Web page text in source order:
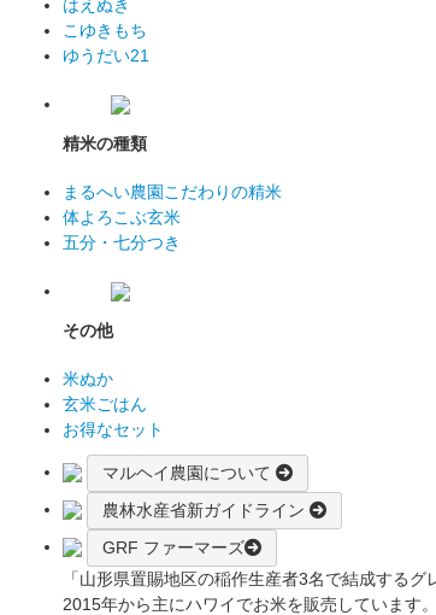
はえぬき
こゆきもち
ゆうだい21
精米の種類
まるへい農園こだわりの精米
体よろこぶ玄米
五分・七分つき
その他
米ぬか
玄米ごはん
お得なセット
マルヘイ農園について
農林水産省新ガイドライン
GRF ファーマーズ
「山形県置賜地区の稲作生産者3名で結成するグ
2015年から主にハワイでお米を販売しています。